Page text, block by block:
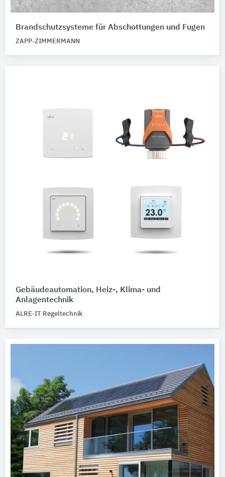
Brandschutzsysteme für Abschottungen und Fugen
ZAPP-ZIMMERMANN
Gebäudeautomation, Heiz-, Klima- und
Anlagentechnik
ALRE-IT Regeltechnik